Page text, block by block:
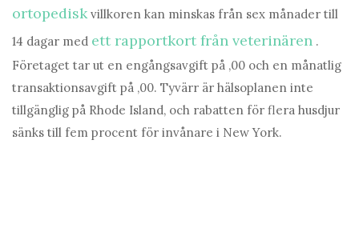
ortopedisk villkoren kan minskas från sex månader till
14 dagar med ett rapportkort från veterinären .
Företaget tar ut en engångsavgift på ,00 och en månatlig
transaktionsavgift på ,00. Tyvärr är hälsoplanen inte
tillgänglig på Rhode Island, och rabatten för flera husdjur
sänks till fem procent för invånare i New York.